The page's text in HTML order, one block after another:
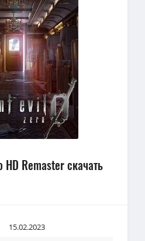
Remaster скачать
15.02.2023